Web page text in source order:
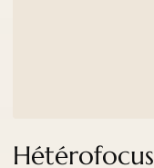
Hétérofocus